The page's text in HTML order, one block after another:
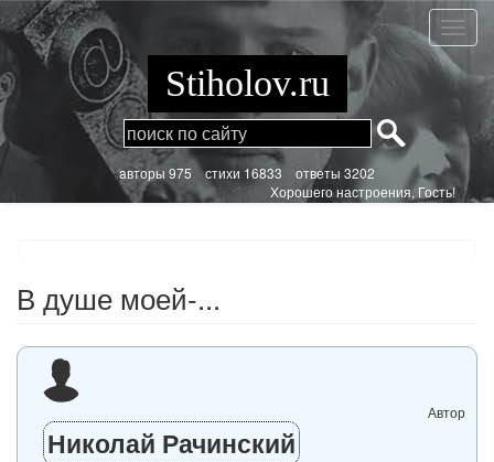
Перейти
к
основному
содержанию
В
душе
моей-
Stiholov.ru
aвторы 975стихи 16833 ответы 3202
Хорошего настроения, Гость!
В душе моей-...
Автор
Николай Рачинский